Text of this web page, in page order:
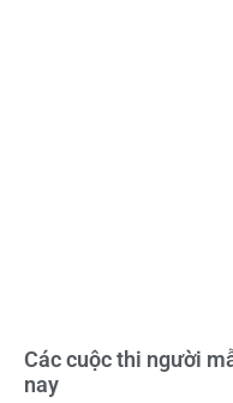
Các cuộc thi người
nay